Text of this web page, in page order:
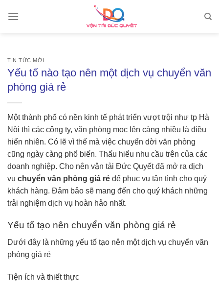
TIN TỨC MỚI
Yếu tố nào tạo nên một dịch vụ chuyển văn
phòng giá rẻ
Một thành phố có nền kinh tế phát triển vượt trội như tp Hà
Nội thì các công ty, văn phòng mọc lên càng nhiều là điều
hiển nhiên. Có lẽ vì thế mà việc chuyển dời văn phòng
cũng ngày càng phổ biến. Thấu hiểu nhu cầu trên của các
doanh nghiệp. Cho nên vận tải Đức Quyết đã mở ra dịch
vụ chuyển văn phòng giá rẻ để phục vụ tận tình cho quý
khách hàng. Đảm bảo sẽ mang đến cho quý khách những
trải nghiệm dịch vụ hoàn hảo nhất.
Yếu tố tạo nên chuyển văn phòng giá rẻ
Dưới đây là những yếu tố tạo nên một dịch vụ chuyển văn
phòng giá rẻ
Tiện ích và thiết thực